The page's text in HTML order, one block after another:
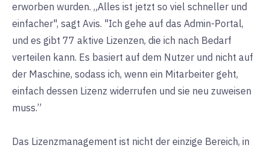
erworben wurden. „Alles ist jetzt so viel schneller und
einfacher", sagt Avis. "Ich gehe auf das Admin-Portal,
und es gibt 77 aktive Lizenzen, die ich nach Bedarf
verteilen kann. Es basiert auf dem Nutzer und nicht auf
der Maschine, sodass ich, wenn ein Mitarbeiter geht,
einfach dessen Lizenz widerrufen und sie neu zuweisen
muss.”
Das Lizenzmanagement ist nicht der einzige Bereich, in